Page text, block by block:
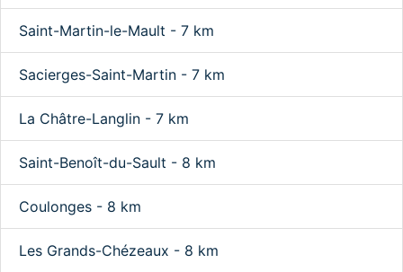
Saint-Martin-le-Mault - 7 km
Sacierges-Saint-Martin - 7 km
La Châtre-Langlin - 7 km
Saint-Benoît-du-Sault - 8 km
Coulonges - 8 km
Les Grands-Chézeaux - 8 km